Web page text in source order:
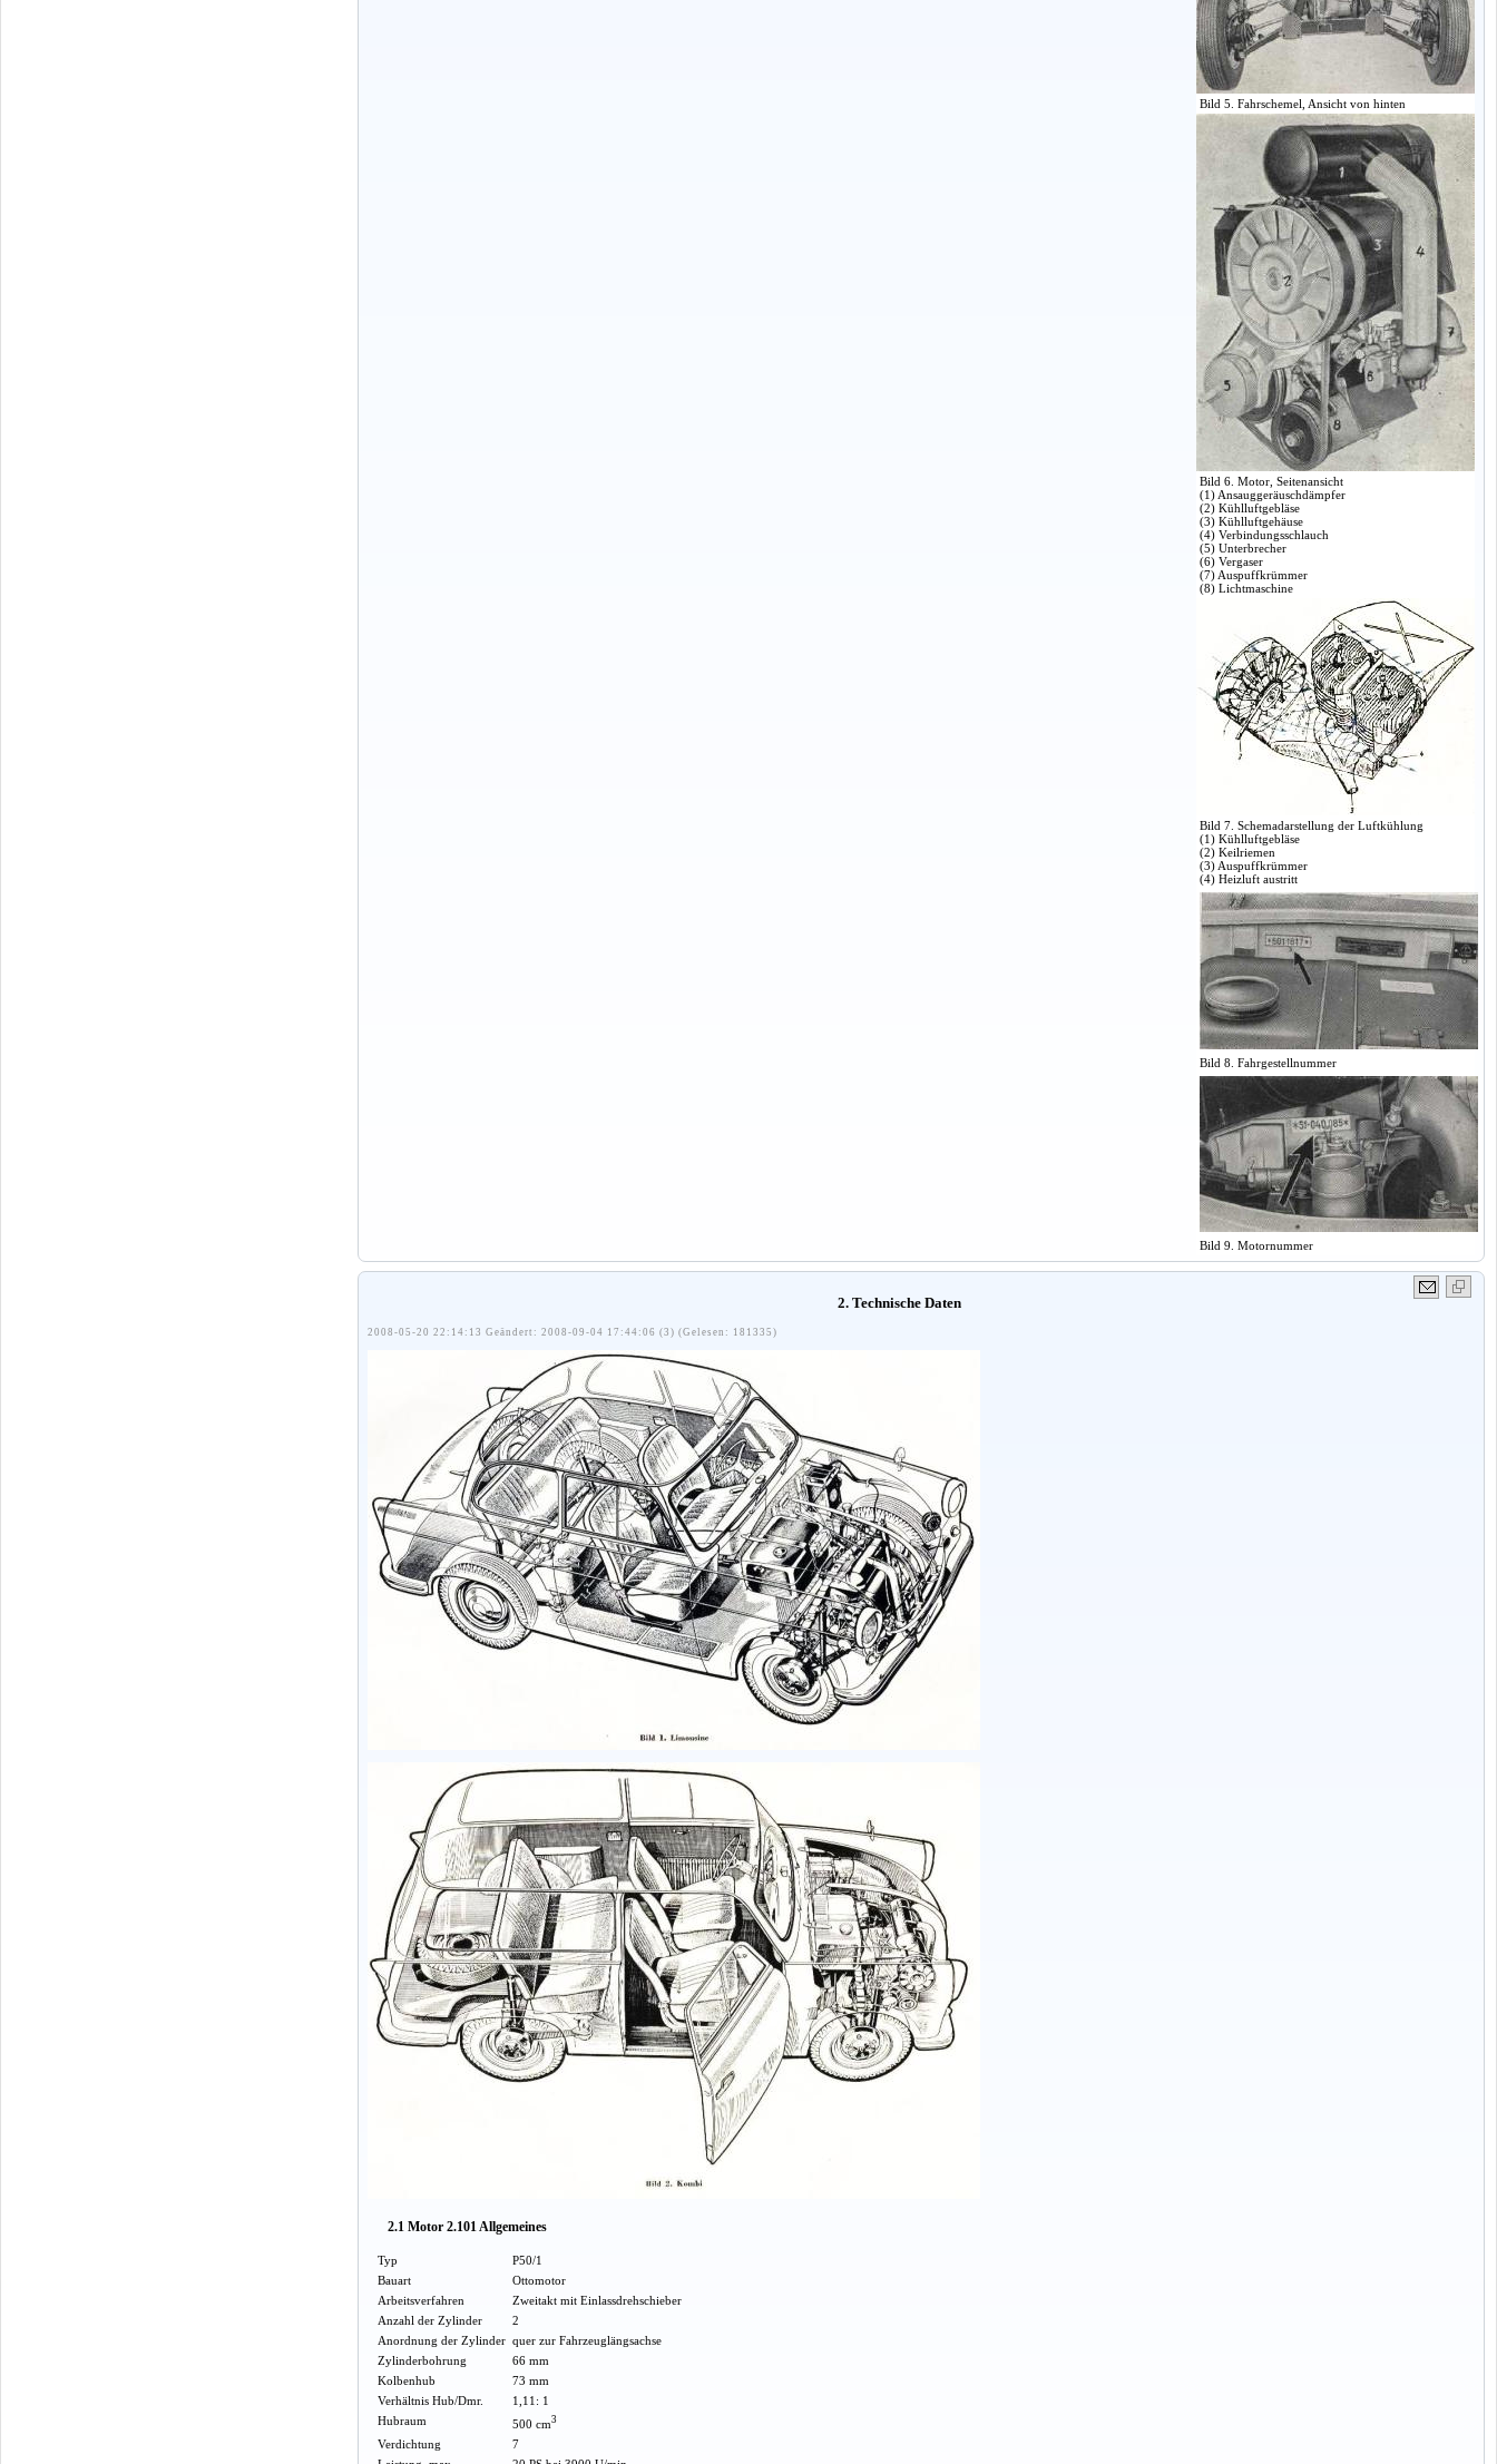
Bild 5. Fahrschemel, Ansicht von hinten
Bild 6. Motor, Seitenansicht
(1) Ansauggeräuschdämpfer
(2) Kühlluftgebläse
(3) Kühlluftgehäuse
(4) Verbindungsschlauch
(5) Unterbrecher
(6) Vergaser
(7) Auspuffkrümmer
(8) Lichtmaschine
Bild 7. Schemadarstellung der Luftkühlung
(1) Kühlluftgebläse
(2) Keilriemen
(3) Auspuffkrümmer
(4) Heizluft austritt
Bild 8. Fahrgestellnummer
Bild 9. Motornummer
2. Technische Daten
2008-05-20 22:14:13 Geändert: 2008-09-04 17:44:06 (3) (Gelesen: 181335)
2.1 Motor 2.101 Allgemeines
Typ
P50/1
Bauart
Ottomotor
Arbeitsverfahren
Zweitakt mit Einlassdrehschieber
Anzahl der Zylinder
2
Anordnung der Zylinder quer zur Fahrzeuglängsachse
Zylinderbohrung
66 mm
Kolbenhub
73 mm
Verhältnis Hub/Dmr.
1,11: 1
Hubraum
500 cm3
Verdichtung
7